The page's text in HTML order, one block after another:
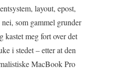
layout, epost,
som gammel grunder
kastet meg fort over det
i stedet – etter at den
MacBook Pro